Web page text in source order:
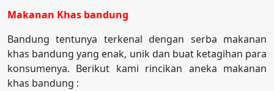
Makanan Khas bandung
Bandung tentunya terkenal dengan serba makanan
khas bandung yang enak, unik dan buat ketagihan para
konsumenya. Berikut kami rincikan aneka makanan
khas bandung :